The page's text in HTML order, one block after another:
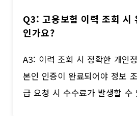
Q3: 고용보험 이력 조회 시
인가요?
A3: 이력 조회 시 정확한 개인
본인 인증이 완료되어야 정보
급 요청 시 수수료가 발생할 수